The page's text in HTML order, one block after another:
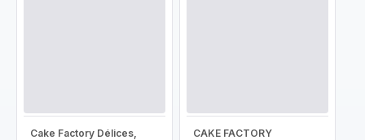
Cake Factory Délices,
CAKE FACTORY